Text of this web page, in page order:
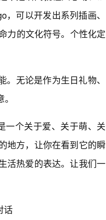
可以开发出系列插画、
力的文化符号。个性化定
无论是作为生日礼物、
一个关于爱、关于萌、关
地方，让你在看到它的瞬
活热爱的表达。让我们一
话